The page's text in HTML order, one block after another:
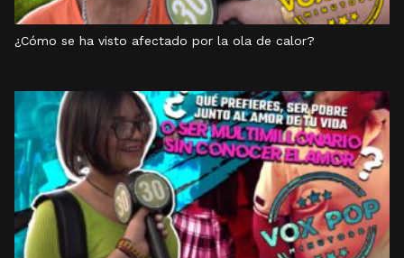
¿Cómo se ha visto afectado por la ola de calor?